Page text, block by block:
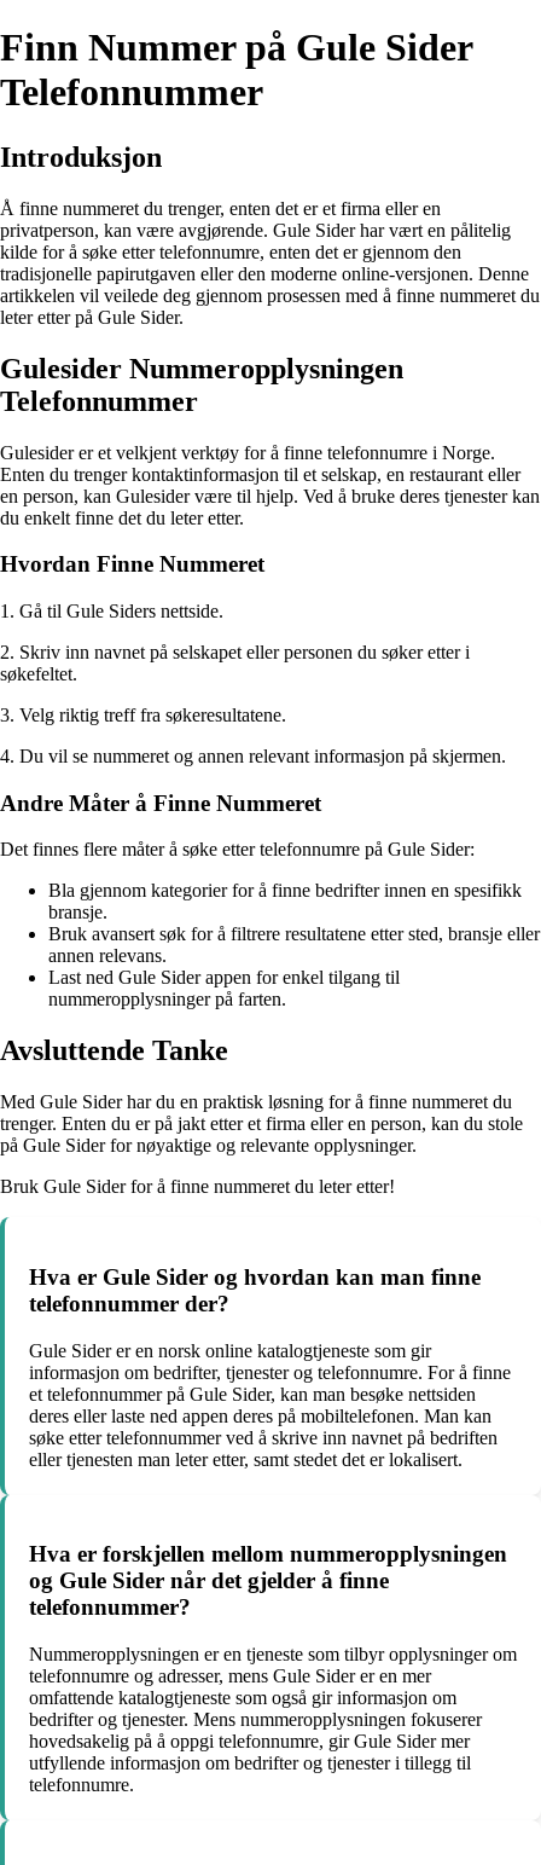
Finn Nummer på Gule Sider
Telefonnummer
Introduksjon
Å finne nummeret du trenger, enten det er et firma eller en
privatperson, kan være avgjørende. Gule Sider har vært en pålitelig
kilde for å søke etter telefonnumre, enten det er gjennom den
tradisjonelle papirutgaven eller den moderne online-versjonen. Denne
artikkelen vil veilede deg gjennom prosessen med å finne nummeret du
leter etter på Gule Sider.
Gulesider Nummeropplysningen
Telefonnummer
Gulesider er et velkjent verktøy for å finne telefonnumre i Norge.
Enten du trenger kontaktinformasjon til et selskap, en restaurant eller
en person, kan Gulesider være til hjelp. Ved å bruke deres tjenester kan
du enkelt finne det du leter etter.
Hvordan Finne Nummeret
1. Gå til Gule Siders nettside.
2. Skriv inn navnet på selskapet eller personen du søker etter i
søkefeltet.
3. Velg riktig treff fra søkeresultatene.
4. Du vil se nummeret og annen relevant informasjon på skjermen.
Andre Måter å Finne Nummeret
Det finnes flere måter å søke etter telefonnumre på Gule Sider:
Bla gjennom kategorier for å finne bedrifter innen en spesifikk
bransje.
Bruk avansert søk for å filtrere resultatene etter sted, bransje eller
annen relevans.
Last ned Gule Sider appen for enkel tilgang til
nummeropplysninger på farten.
Avsluttende Tanke
Med Gule Sider har du en praktisk løsning for å finne nummeret du
trenger. Enten du er på jakt etter et firma eller en person, kan du stole
på Gule Sider for nøyaktige og relevante opplysninger.
Bruk Gule Sider for å finne nummeret du leter etter!
Hva er Gule Sider og hvordan kan man finne
telefonnummer der?
Gule Sider er en norsk online katalogtjeneste som gir
informasjon om bedrifter, tjenester og telefonnumre. For å finne
et telefonnummer på Gule Sider, kan man besøke nettsiden
deres eller laste ned appen deres på mobiltelefonen. Man kan
søke etter telefonnummer ved å skrive inn navnet på bedriften
eller tjenesten man leter etter, samt stedet det er lokalisert.
Hva er forskjellen mellom nummeropplysningen
og Gule Sider når det gjelder å finne
telefonnummer?
Nummeropplysningen er en tjeneste som tilbyr opplysninger om
telefonnumre og adresser, mens Gule Sider er en mer
omfattende katalogtjeneste som også gir informasjon om
bedrifter og tjenester. Mens nummeropplysningen fokuserer
hovedsakelig på å oppgi telefonnumre, gir Gule Sider mer
utfyllende informasjon om bedrifter og tjenester i tillegg til
telefonnumre.